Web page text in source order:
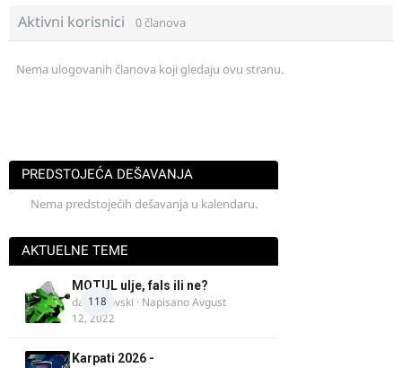
Aktivni korisnici 0 članova
Nema ulogovanih članova koji gledaju ovu stranu.
PREDSTOJEĆA DEŠAVANJA
Nema predstojećih dešavanja u kalendaru.
AKTUELNE TEME
118
MOTUL ulje, fals ili ne?
dalipopovski · NapisanoAvgust
12, 2022
Karpati 2026 -